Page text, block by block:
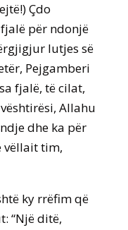
Çdo
për ndonjë
lutjes së
Pejgamberi
fjalë, të cilat,
Allahu
dhe ka për
vëllait tim,
ky rrëfim që
“Një ditë,